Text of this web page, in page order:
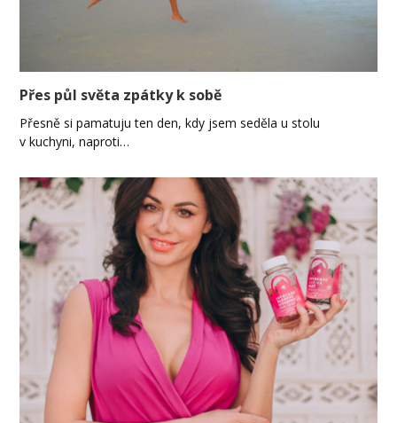
Přes půl světa zpátky k sobě
Přesně si pamatuju ten den, kdy jsem seděla u stolu
v kuchyni, naproti…